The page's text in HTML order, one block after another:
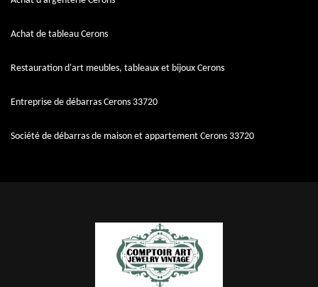
Achat de tableau Cerons
Restauration d'art meubles, tableaux et bijoux Cerons
Entreprise de débarras Cerons 33720
Société de débarras de maison et appartement Cerons 33720